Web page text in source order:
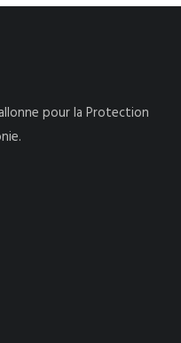
pour la Protection